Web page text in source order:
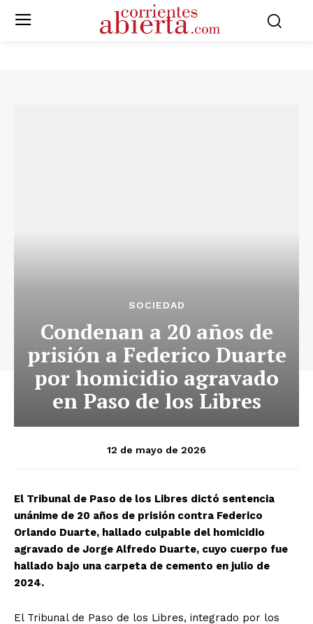
SOCIEDAD
Condenan a 20 años de
prisión a Federico Duarte
por homicidio agravado
en Paso de los Libres
12 de mayo de 2026
El Tribunal de Paso de los Libres dictó sentencia
unánime de 20 años de prisión contra Federico
Orlando Duarte, hallado culpable del homicidio
agravado de Jorge Alfredo Duarte, cuyo cuerpo fue
hallado bajo una carpeta de cemento en julio de
2024.
El Tribunal de Paso de los Libres, integrado por los